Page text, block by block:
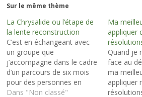
Sur le même thème
La Chrysalide ou l’étape de
la lente reconstruction
C’est en échangeant avec
un groupe que
j’accompagne dans le cadre
d’un parcours de six mois
pour des personnes en
épuisement professionnel
Dans "Non classé"
Ma
appliquer
Quand je
face au
ma
appliquer